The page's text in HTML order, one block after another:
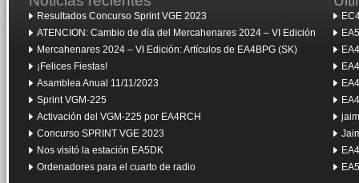
Resultados Concurso Sprint VGE 2023
ATENCION: Cambio de día del Mercahenares 2024 – VI Edición
Mercahenares 2024 – VI Edición: Artículos de EA4BPG (SK)
¡Felices Fiestas!
Asamblea Anual 11/11/2023
Sprint VGM-225
Activación del VGM-225 por EA4RCH
Concurso SPRINT VGE 2023
Nos visitó la estación EA5DK
Ordenadores para el cuarto de radio